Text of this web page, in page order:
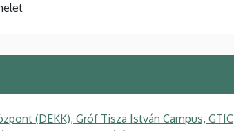
(DEKK), Gróf Tisza István Campus, GTIC